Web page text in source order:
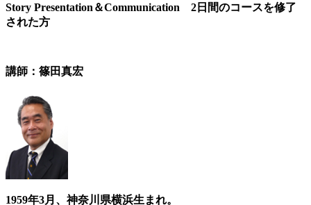
Story Presentation＆Communication 2日間のコースを修了
された方
講師：篠田真宏
1959年3月、神奈川県横浜生まれ。